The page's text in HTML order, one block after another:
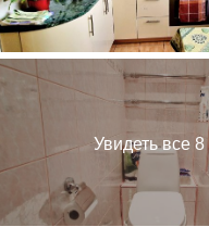
Увидеть все